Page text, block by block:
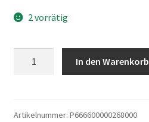
2 vorrätig
In den Warenkorb
Artikelnummer: P666600000268000